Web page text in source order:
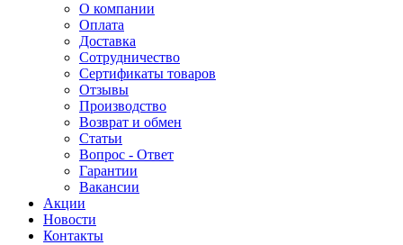
О компании
Оплата
Доставка
Сотрудничество
Сертификаты товаров
Отзывы
Производство
Возврат и обмен
Статьи
Вопрос - Ответ
Гарантии
Вакансии
Акции
Новости
Контакты